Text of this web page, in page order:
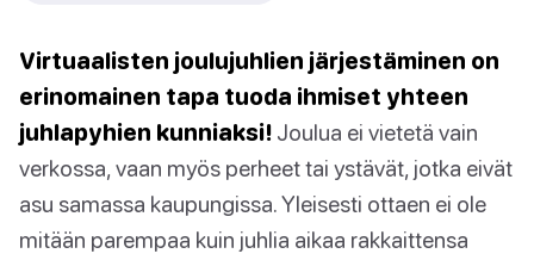
Virtuaalisten joulujuhlien järjestäminen on
erinomainen tapa tuoda ihmiset yhteen
juhlapyhien kunniaksi! Joulua ei vietetä vain
verkossa, vaan myös perheet tai ystävät, jotka eivät
asu samassa kaupungissa. Yleisesti ottaen ei ole
mitään parempaa kuin juhlia aikaa rakkaittensa